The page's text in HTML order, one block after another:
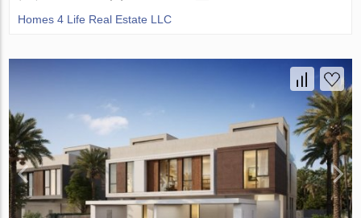
Homes 4 Life Real Estate LLC